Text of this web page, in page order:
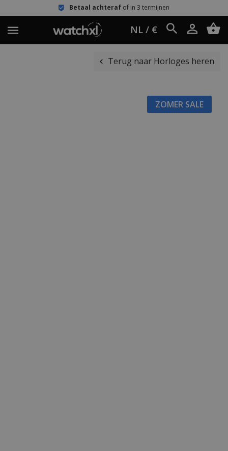
Betaal achterafof in 3 termijnen
NL / €
Terug naar Horloges heren
ZOMER SALE